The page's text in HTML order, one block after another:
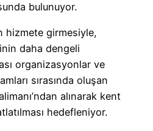
bulunuyor.
hizmete girmesiyle,
daha dengeli
organizasyonlar ve
sırasında oluşan
alınarak kent
hedefleniyor.